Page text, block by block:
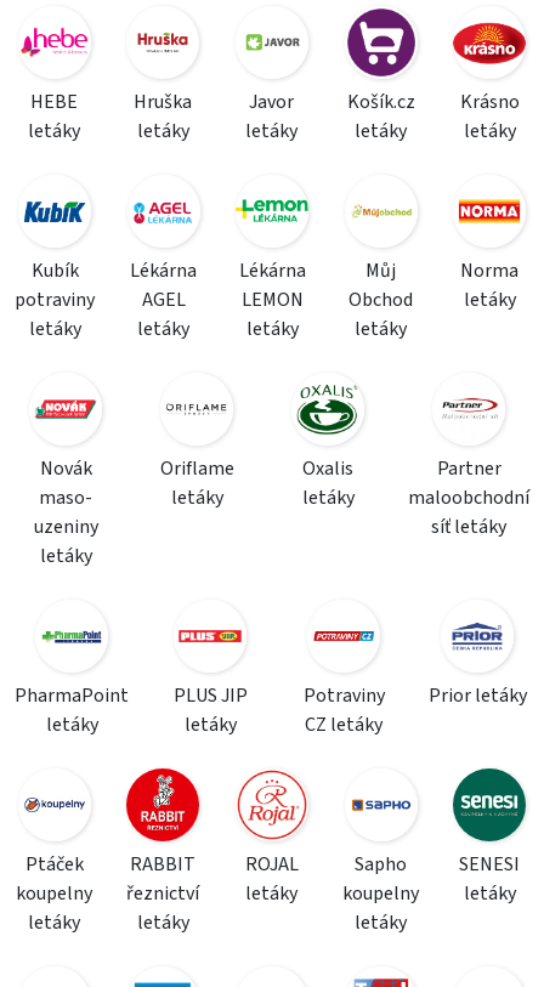
HEBE
letáky
Hruška
letáky
Javor
letáky
Košík.cz
letáky
Krásno
letáky
Kubík
potraviny
letáky
Lékárna
AGEL
letáky
Lékárna
LEMON
letáky
Můj
Obchod
letáky
Norma
letáky
Novák
maso-
uzeniny
letáky
Oriflame
letáky
Oxalis
letáky
Partner
maloobchodní
síť letáky
PharmaPoint
letáky
PLUS JIP
letáky
Potraviny
CZ letáky
Prior letáky
Ptáček
koupelny
letáky
RABBIT
řeznictví
letáky
ROJAL
letáky
Sapho
koupelny
letáky
SENESI
letáky